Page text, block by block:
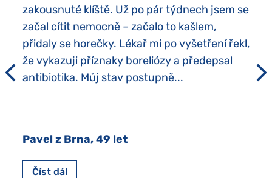
zakousnuté klíště. Už po pár týdnech jsem se
začal cítit nemocně – začalo to kašlem,
přidaly se horečky. Lékař mi po vyšetření řekl,
že vykazuji příznaky boreliózy a předepsal
antibiotika. Můj stav postupně...
Pavel z Brna, 49 let
Číst dál